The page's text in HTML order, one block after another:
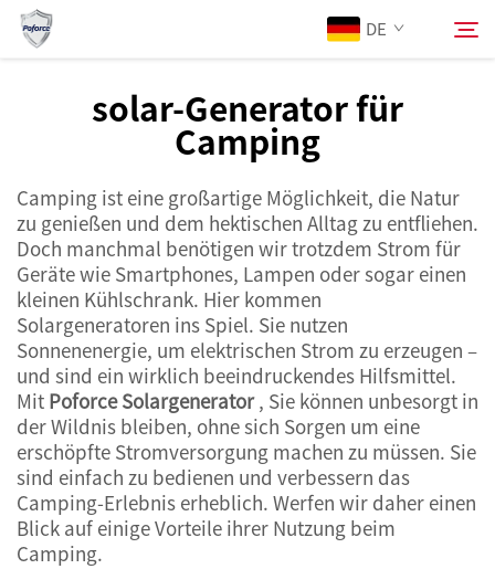
DE
Produkte
Dienstleistungen
Neuigkeiten
Kontaktieren Sie uns
solar-Generator für
Camping
Camping ist eine großartige Möglichkeit, die Natur
zu genießen und dem hektischen Alltag zu entfliehen.
Doch manchmal benötigen wir trotzdem Strom für
Geräte wie Smartphones, Lampen oder sogar einen
kleinen Kühlschrank. Hier kommen
Solargeneratoren ins Spiel. Sie nutzen
Sonnenenergie, um elektrischen Strom zu erzeugen –
und sind ein wirklich beeindruckendes Hilfsmittel.
Mit Poforce Solargenerator, Sie können unbesorgt in
der Wildnis bleiben, ohne sich Sorgen um eine
erschöpfte Stromversorgung machen zu müssen. Sie
sind einfach zu bedienen und verbessern das
Camping-Erlebnis erheblich. Werfen wir daher einen
Blick auf einige Vorteile ihrer Nutzung beim
Camping.